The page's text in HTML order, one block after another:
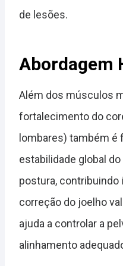
de lesões.
Abordagem
Além dos músculos
fortalecimento do
lombares) também é
estabilidade global
postura, contribuindo
correção do joelho
ajuda a controlar a
alinhamento